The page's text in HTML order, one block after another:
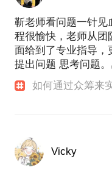
靳老师看问题一针见
程很愉快，老师从
面给到了专业指导，
提出问题 思考问题。
如何通过众筹来
Vicky